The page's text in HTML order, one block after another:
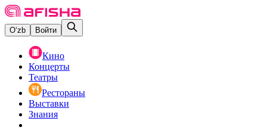
O‘zb Войти
Кино
Концерты
Театры
Рестораны
Выставки
Знания